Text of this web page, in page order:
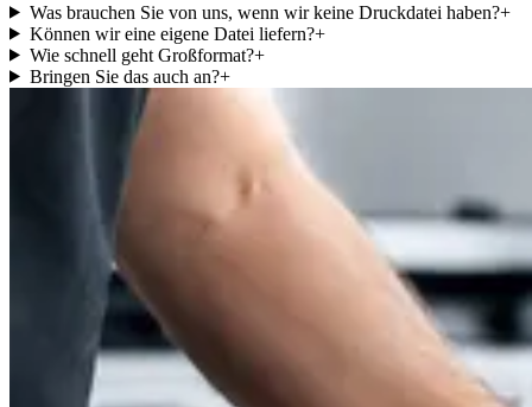
Was brauchen Sie von uns, wenn wir keine Druckdatei haben?+
Können wir eine eigene Datei liefern?+
Wie schnell geht Großformat?+
Bringen Sie das auch an?+